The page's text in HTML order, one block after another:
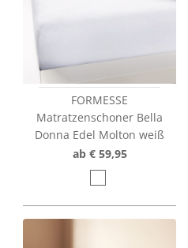
FORMESSE
Matratzenschoner Bella
Donna Edel Molton weiß
ab € 59,95